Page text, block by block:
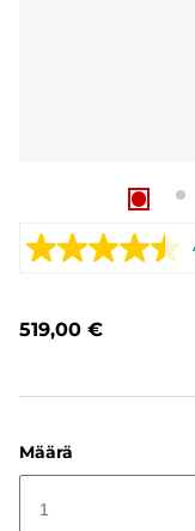
519,00 €
Määrä
1